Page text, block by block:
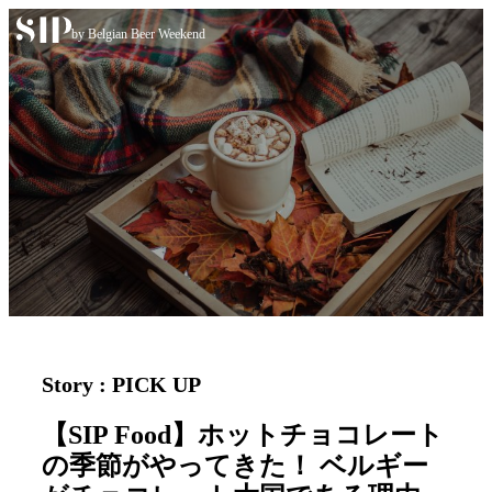
Skip to content
by Belgian Beer Weekend
Story : PICK UP
【SIP Food】ホットチョコレート
の季節がやってきた！ ベルギー